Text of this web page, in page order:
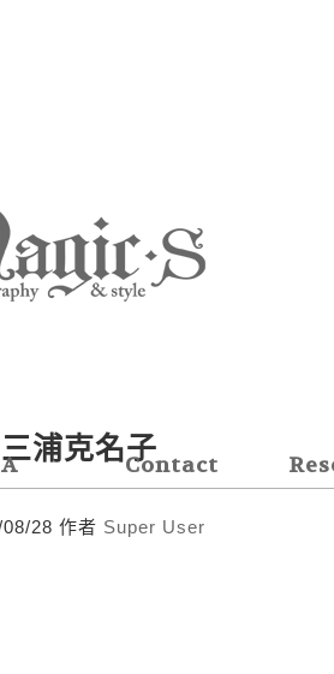
問題
Contact
聯絡我們
線
三浦克名子
28 作者 Super User